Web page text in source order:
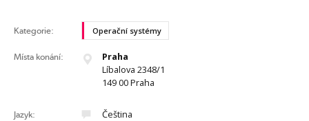
Kategorie: Operační systémy
Místa konání:
Praha
Líbalova 2348/1
149 00 Praha
Jazyk: Čeština